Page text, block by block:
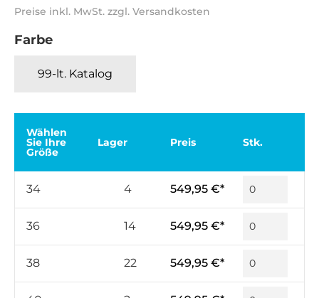
Preise inkl. MwSt. zzgl. Versandkosten
Farbe
99-lt. Katalog
Wählen
Sie Ihre
Größe
Lager Preis Stk.
34 4 549,95 €*
36 14 549,95 €*
38 22 549,95 €*